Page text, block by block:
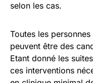
selon les cas.
Toutes les
peuvent être des
Etant donné les
ces interventions